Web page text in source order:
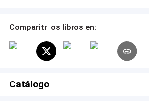
Comparitr los libros en:
Catálogo